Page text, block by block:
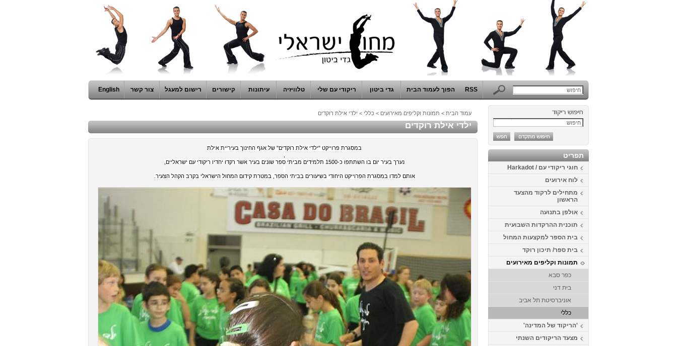
RSS הפוך לעמוד הבית גדי ביטון ריקודי עם שלי טלוויזיה עיתונות קישורים רישום למעגל צור קשר English
תפריט
חוגי ריקודי עם / Harkadot
לוח אירועים
מתחילים לרקוד מהצעד
הראשון
אולפן בתנועה
תוכנית ההרקדות השבועית
בית הספר למקצעות המחול
בית ספר/ תיכון רוקד
תמונות וקליפים מאירועים
כפר סבא
בית דני
אוניברסיטת תל אביב
כללי
'הריקוד של המדינה'
מצעד הריקודים השנתי
עמוד הבית > תמונות וקליפים מאירועים > כללי > ילדי אילת רוקדים
ילדי אילת רוקדים
במסגרת פרוייקט "ילדי אילת רוקדים" של אגף החינוך בעיריית אילת
נערך בעיר יום בו השתתפו כ-1500 תלמידים מביתי ספר שונים בעיר אשר רקדו יחדיו ריקודי עם ישראליים,
אותם למדו במסגרת הפרוייקט היחודי בשיעורים בביתי הספר, במטרת קידום המחול הישראלי בקרב הקהל הצעיר.